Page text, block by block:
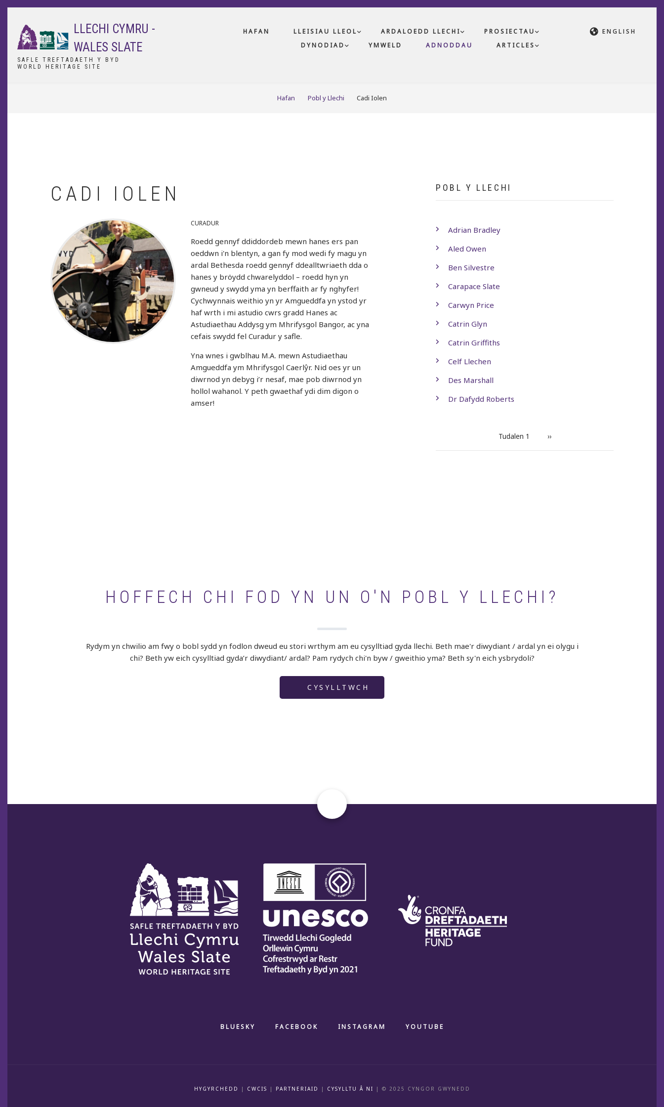
Skip
content
ENGLISH
LLECHI CYMRU -
WALES SLATE
SAFLE TREFTADAETH Y BYD
WORLD HERITAGE SITE
HAFAN LLEISIAU LLEOL ARDALOEDD LLECHI
PROSIECTAU
DYNODIAD
YMWELD ADNODDAU ARTICLES
Hafan Pobl y Llechi Cadi Iolen
CADI IOLEN
CURADUR
Roedd gennyf ddiddordeb mewn hanes ers pan
oeddwn i'n blentyn, a gan fy mod wedi fy magu yn
ardal Bethesda roedd gennyf ddealltwriaeth dda o
hanes y bröydd chwarelyddol – roedd hyn yn
gwneud y swydd yma yn berffaith ar fy nghyfer!
Cychwynnais weithio yn yr Amgueddfa yn ystod yr
haf wrth i mi astudio cwrs gradd Hanes ac
Astudiaethau Addysg ym Mhrifysgol Bangor, ac yna
cefais swydd fel Curadur y safle.
Yna wnes i gwblhau M.A. mewn Astudiaethau
Amgueddfa ym Mhrifysgol Caerlŷr. Nid oes yr un
diwrnod yn debyg i’r nesaf, mae pob diwrnod yn
hollol wahanol. Y peth gwaethaf ydi dim digon o
amser!
POBL Y LLECHI
Adrian Bradley
Aled Owen
Ben Silvestre
Carapace Slate
Carwyn Price
Catrin Glyn
Catrin Griffiths
Celf Llechen
Des Marshall
Dr Dafydd Roberts
Tudalen 1 Next
››
HOFFECH CHI FOD YN UN O'N POBL Y LLECHI?
Rydym yn chwilio am fwy o bobl sydd yn fodlon dweud eu stori wrthym am eu cysylltiad gyda llechi. Beth mae'r diwydiant / ardal yn ei olygu i
chi? Beth yw eich cysylltiad gyda’r diwydiant/ ardal? Pam rydych chi'n byw / gweithio yma? Beth sy'n eich ysbrydoli?
CYSYLLTWCH
BLUESKY FACEBOOK INSTAGRAM YOUTUBE
HYGYRCHEDD | CWCIS | PARTNERIAID | CYSYLLTU Â NI | © 2025 CYNGOR GWYNEDD